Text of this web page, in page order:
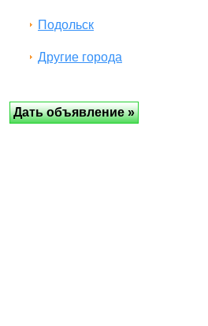
Подольск
Другие города